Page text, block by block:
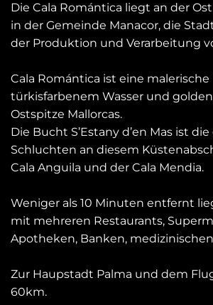
Die Cala Romántica liegt an der
in der Gemeinde Manacor, die
der Produktion und Verarbeitung
Cala Romántica ist eine
türkisfarbenem Wasser und
Ostspitze Mallorcas.
Die Bucht S’Estany d’en Mas ist
Schluchten an diesem
Cala Anguila und der Cala Mendia.
Weniger als 10 Minuten entfernt
mit mehreren Restaurants,
Apotheken, Banken,
Zur Haupstadt Palma und dem
60km.